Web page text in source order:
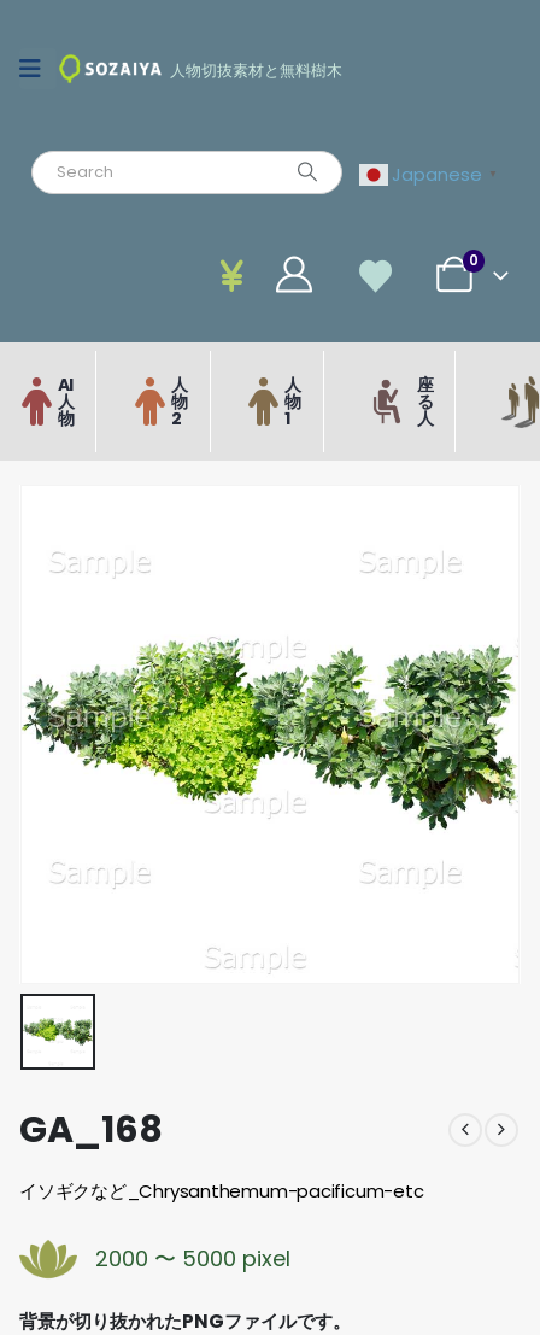
人物切抜素材と無料樹木
Japanese ▼
0
AI
人
物
人
物
2
人
物
1
座
る
人
GA_168
イソギクなど_Chrysanthemum-pacificum-etc
2000 〜 5000 pixel
背景が切り抜かれたPNGファイルです。